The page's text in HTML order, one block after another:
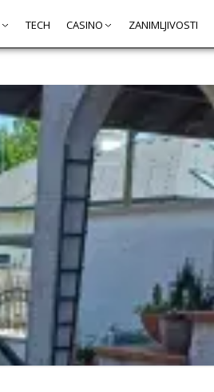
TECH CASINO ZANIMLJIVOSTI